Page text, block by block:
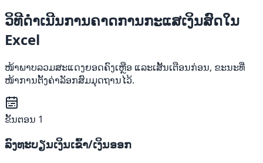
ວິທີດໍາເນີນການຄາດການກະແສເງິນສົດໃນ
Excel
ໜ້າພາບລວມສະແດງຍອດຄົງເຫຼືອ ແລະເສັ້ນເຕືອນກ່ອນ, ຂະນະທີ່
ໜ້າການຕັ້ງຄ່າລັອກສົມມຸດຖານໄວ້.
ຂັ້ນຕອນ 1
ລົງທະບຽນເງິນເຂົ້າ/ເງິນອອກ